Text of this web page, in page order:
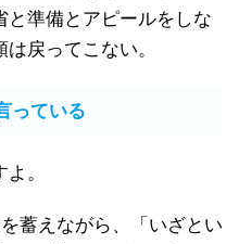
と準備とアピールをしな
戻ってこない。
っている
。
蓄えながら、「いざとい